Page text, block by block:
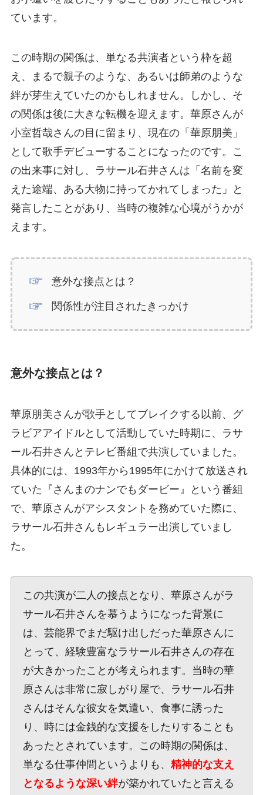
ています。
この時期の関係は、単なる共演者という枠を超
え、まるで親子のような、あるいは師弟のような
絆が芽生えていたのかもしれません。しかし、そ
の関係は後に大きな転機を迎えます。華原さんが
小室哲哉さんの目に留まり、現在の「華原朋美」
として歌手デビューすることになったのです。こ
の出来事に対し、ラサール石井さんは「名前を変
えた途端、ある大物に持ってかれてしまった」と
発言したことがあり、当時の複雑な心境がうかが
えます。
意外な接点とは？
関係性が注目されたきっかけ
意外な接点とは？
華原朋美さんが歌手としてブレイクする以前、グ
ラビアアイドルとして活動していた時期に、ラサ
ール石井さんとテレビ番組で共演していました。
具体的には、1993年から1995年にかけて放送され
ていた『さんまのナンでもダービー』という番組
で、華原さんがアシスタントを務めていた際に、
ラサール石井さんもレギュラー出演していまし
た。
この共演が二人の接点となり、華原さんがラ
サール石井さんを慕うようになった背景に
は、芸能界でまだ駆け出しだった華原さんに
とって、経験豊富なラサール石井さんの存在
が大きかったことが考えられます。当時の華
原さんは非常に寂しがり屋で、ラサール石井
さんはそんな彼女を気遣い、食事に誘った
り、時には金銭的な支援をしたりすることも
あったとされています。この時期の関係は、
単なる仕事仲間というよりも、 精神的な支え
となるような深い絆が築かれていたと言える